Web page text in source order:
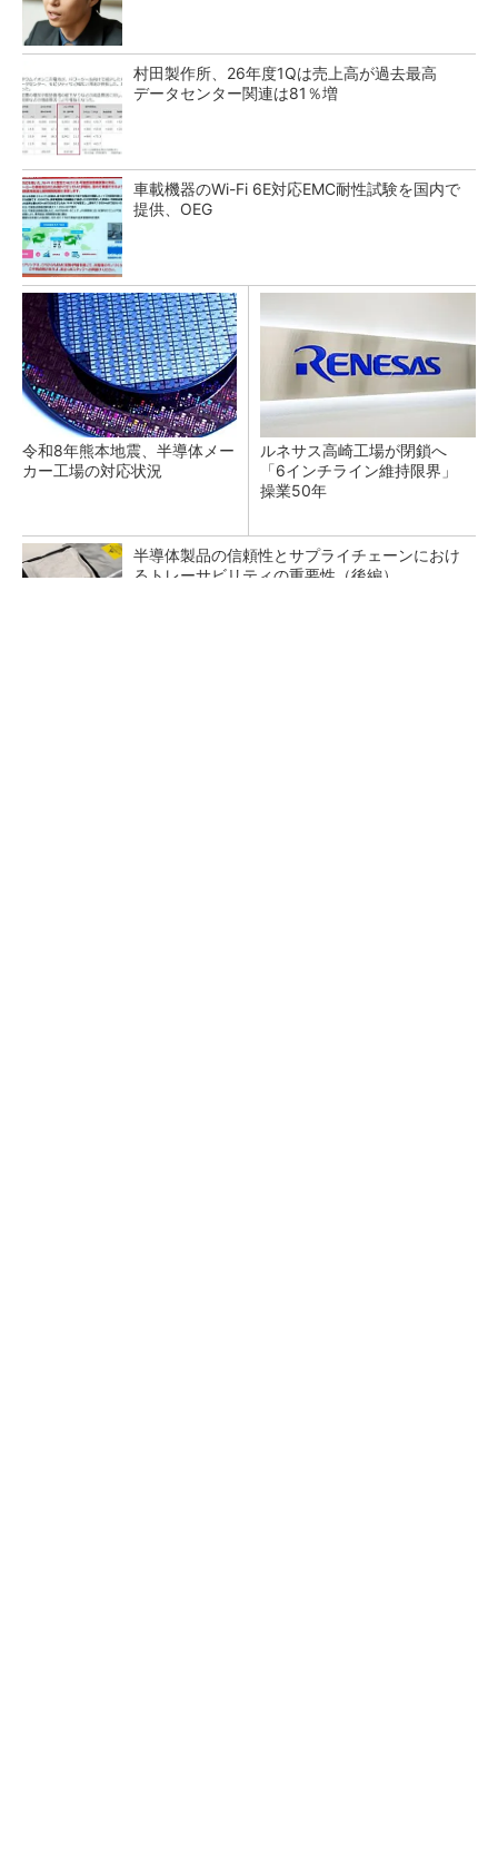
村田製作所、26年度1Qは売上高が過去最高
データセンター関連は81％増
車載機器のWi-Fi 6E対応EMC耐性試験を国内で
提供、OEG
令和8年熊本地震、半導体メー
カー工場の対応状況
ルネサス高崎工場が閉鎖へ
「6インチライン維持限界」
操業50年
半導体製品の信頼性とサプライチェーンにおけ
るトレーサビリティの重要性（後編）